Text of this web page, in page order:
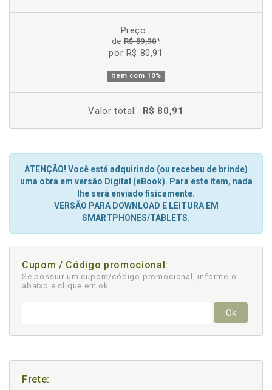
Preço:
deR$ 89,90*
por R$ 80,91
item com 10%
Valor total: R$ 80,91
ATENÇÃO! Você está adquirindo (ou recebeu de brinde)
uma obra em versão Digital (eBook). Para este item, nada
lhe será enviado fisicamente.
VERSÃO PARA DOWNLOAD E LEITURA EM
SMARTPHONES/TABLETS.
Cupom / Código promocional:
Se possuir um cupom/código promocional, informe-o
abaixo e clique em ok
Ok
Frete: